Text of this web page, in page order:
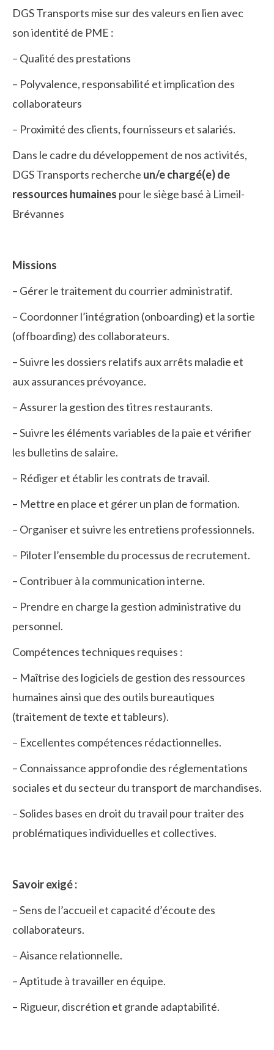
DGS Transports mise sur des valeurs en lien avec
son identité de PME :
– Qualité des prestations
– Polyvalence, responsabilité et implication des
collaborateurs
– Proximité des clients, fournisseurs et salariés.
Dans le cadre du développement de nos activités,
DGS Transports recherche un/e chargé(e) de
ressources humaines pour le siège basé à Limeil-
Brévannes
Missions
– Gérer le traitement du courrier administratif.
– Coordonner l’intégration (onboarding) et la sortie
(offboarding) des collaborateurs.
– Suivre les dossiers relatifs aux arrêts maladie et
aux assurances prévoyance.
– Assurer la gestion des titres restaurants.
– Suivre les éléments variables de la paie et vérifier
les bulletins de salaire.
– Rédiger et établir les contrats de travail.
– Mettre en place et gérer un plan de formation.
– Organiser et suivre les entretiens professionnels.
– Piloter l’ensemble du processus de recrutement.
– Contribuer à la communication interne.
– Prendre en charge la gestion administrative du
personnel.
Compétences techniques requises :
– Maîtrise des logiciels de gestion des ressources
humaines ainsi que des outils bureautiques
(traitement de texte et tableurs).
– Excellentes compétences rédactionnelles.
– Connaissance approfondie des réglementations
sociales et du secteur du transport de marchandises.
– Solides bases en droit du travail pour traiter des
problématiques individuelles et collectives.
Savoir exigé :
– Sens de l’accueil et capacité d’écoute des
collaborateurs.
– Aisance relationnelle.
– Aptitude à travailler en équipe.
– Rigueur, discrétion et grande adaptabilité.